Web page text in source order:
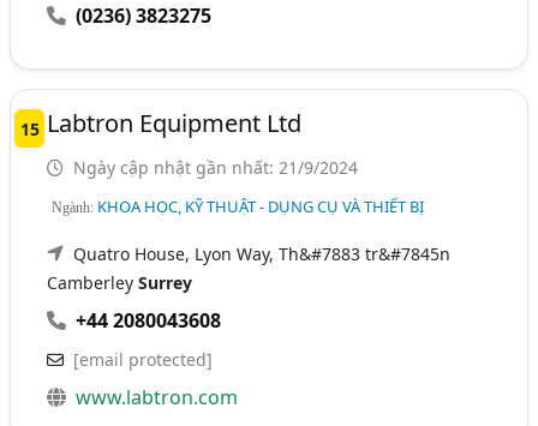
(0236) 3823275
15 Labtron Equipment Ltd
Ngày cập nhật gần nhất: 21/9/2024
Ngành: KHOA HỌC, KỸ THUẬT - DỤNG CỤ VÀ THIẾT BỊ
Quatro House, Lyon Way, Th&#7883 tr&#7845n
CamberleySurrey
+44 2080043608
[email protected]
www.labtron.com